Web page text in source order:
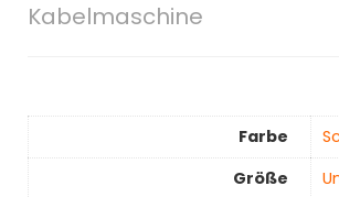
Kabelmaschine
Farbe
Größe